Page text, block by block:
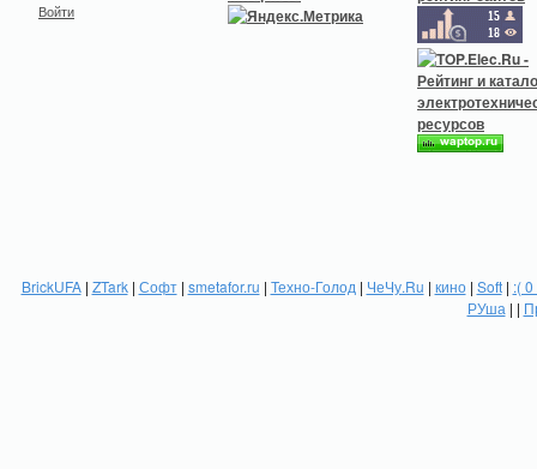
Войти
BrickUFA| ZTark| Софт| smetafor.ru | Техно-Голод | ЧеЧу.Ru | кино| Soft| :(
РУша | |